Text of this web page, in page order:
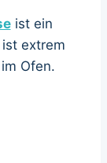
ist ein
extrem
Ofen.